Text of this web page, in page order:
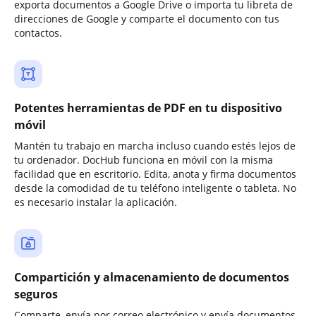
exporta documentos a Google Drive o importa tu libreta de
direcciones de Google y comparte el documento con tus
contactos.
Potentes herramientas de PDF en tu dispositivo
móvil
Mantén tu trabajo en marcha incluso cuando estés lejos de
tu ordenador. DocHub funciona en móvil con la misma
facilidad que en escritorio. Edita, anota y firma documentos
desde la comodidad de tu teléfono inteligente o tableta. No
es necesario instalar la aplicación.
Compartición y almacenamiento de documentos
seguros